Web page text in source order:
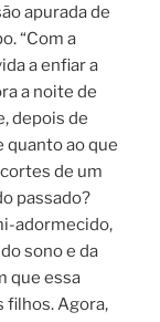
apurada de
“Com a
a enfiar a
a noite de
depois de
quanto ao que
de um
passado?
adormecido,
sono e da
que essa
filhos. Agora,